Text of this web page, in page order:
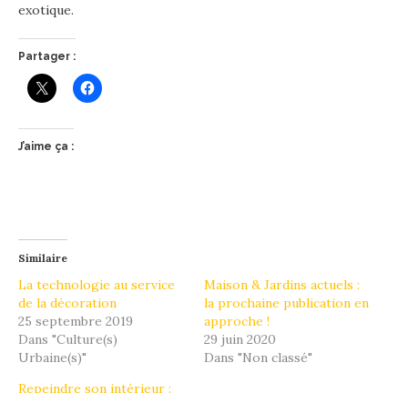
exotique.
Partager :
J’aime ça :
Similaire
La technologie au service
de la décoration
25 septembre 2019
Dans "Culture(s)
Urbaine(s)"
Maison & Jardins actuels :
la prochaine publication en
approche !
29 juin 2020
Dans "Non classé"
Repeindre son intérieur :